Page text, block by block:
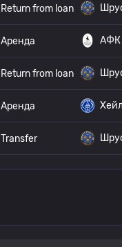
Return from loan
Аренда АФК
Return from loan
Аренда
Transfer